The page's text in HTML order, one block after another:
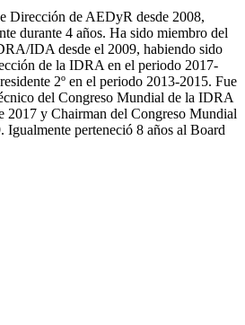
Dirección de AEDyR desde 2008,
durante 4 años. Ha sido miembro del
IDA desde el 2009, habiendo sido
de la IDRA en el periodo 2017-
2º en el periodo 2013-2015. Fue
del Congreso Mundial de la IDRA
2017 y Chairman del Congreso Mundial
Igualmente perteneció 8 años al Board